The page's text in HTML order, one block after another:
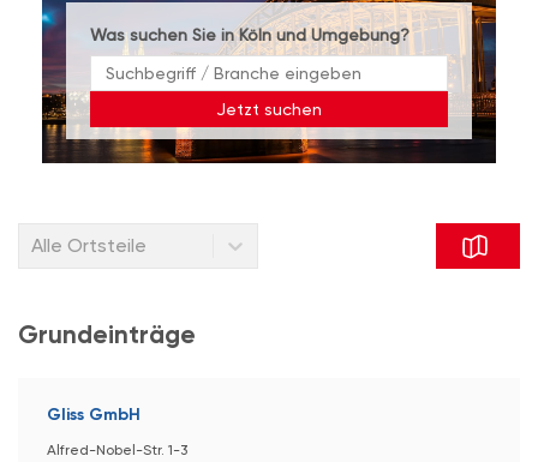
Was suchen Sie in Köln und Umgebung?
Jetzt suchen
Alle Ortsteile
Grundeinträge
Gliss GmbH
Alfred-Nobel-Str. 1-3